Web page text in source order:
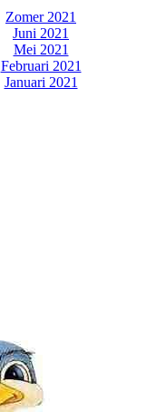
Zomer 2021
Juni 2021
Mei 2021
Februari 2021
Januari 2021